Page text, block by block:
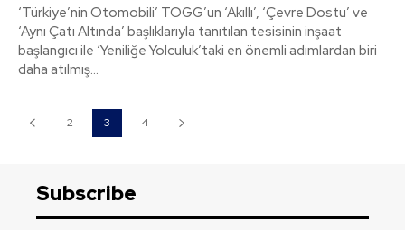
‘Türkiye’nin Otomobili’ TOGG’un ‘Akıllı’, ‘Çevre Dostu’ ve
‘Aynı Çatı Altında’ başlıklarıyla tanıtılan tesisinin inşaat
başlangıcı ile ‘Yeniliğe Yolculuk’taki en önemli adımlardan biri
daha atılmış...
2 3 4
Subscribe